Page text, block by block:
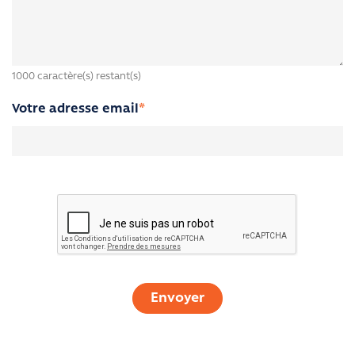
Suis-je couvert par ma Carte Gold lors d'un séjour
de plus de 90 jours ?
Les avantages d'UFE Assistance
Un étranger en France doit-il obligatoirement
Comment faites-vous sans représentant sur place
1000 caractère(s) restant(s)
Votre adresse email *